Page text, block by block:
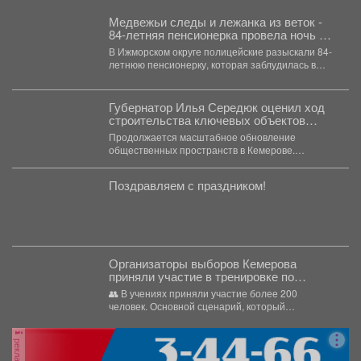
Медвежьи следы и лежанка из веток -
84-летняя пенсионерка провела ночь в
кузбасском лесу
В Ижморском округе полицейские разыскали 84-
летнюю пенсионерку, которая заблудилась в
Губернатор Илья Середюк оценил ход
строительства ключевых объектов
Кемерова
Продолжается масштабное обновление
общественных пространств в Кемерове.
Большинство...
Поздравляем с праздником!
Организаторы выборов Кемерова
приняли участие в тренировке по
отработке действий в случае ЧС
👥 В учениях приняли участие более 200
человек. Основной сценарий, который